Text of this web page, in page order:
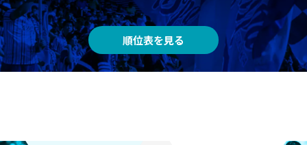
東京Ｖ 0 0 0 0
川崎Ｆ 0 0 0 0 0
順位表を見る